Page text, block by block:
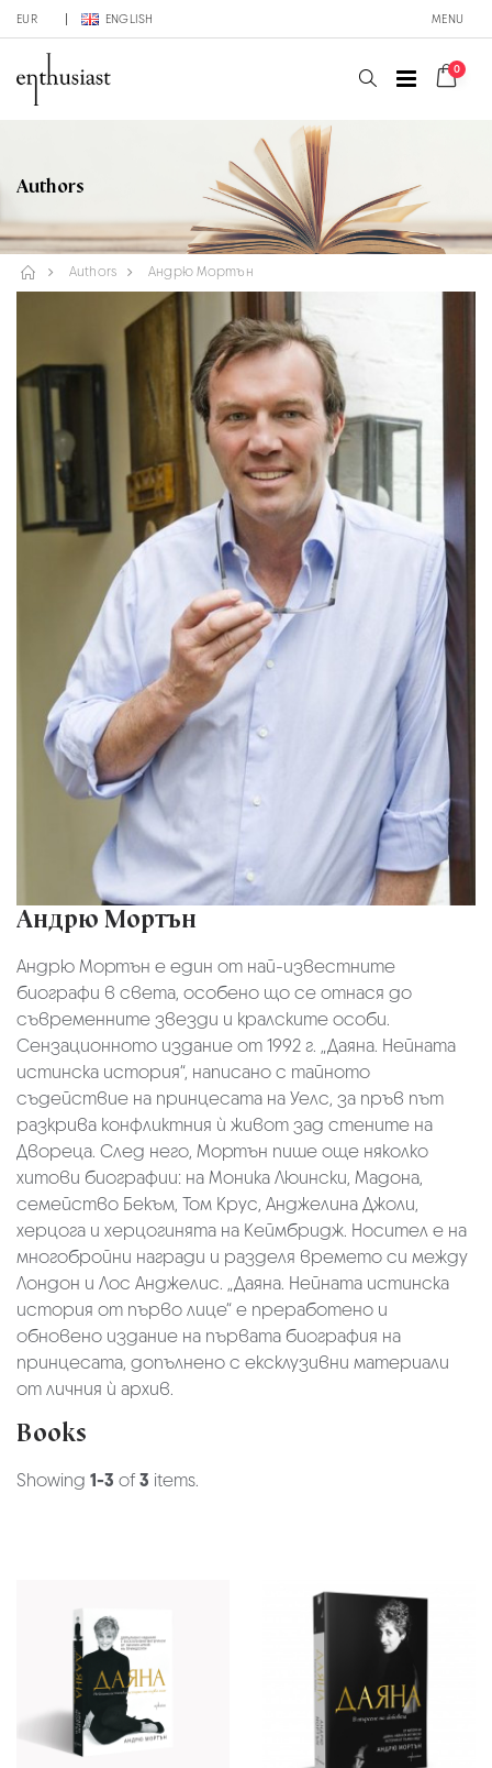
EUR ENGLISH MENU
0
Authors
Authors Андрю Мортън
Андрю Мортън
Андрю Мортън е един от най-известните
биографи в света, особено що се отнася до
съвременните звезди и кралските особи.
Сензационното издание от 1992 г. „Даяна. Нейната
истинска история“, написано с тайното
съдействие на принцесата на Уелс, за пръв път
разкрива конфликтния ѝ живот зад стените на
Двореца. След него, Мортън пише още няколко
хитови биографии: на Моника Люински, Мадона,
семейство Бекъм, Том Крус, Анджелина Джоли,
херцога и херцогинята на Кеймбридж. Носител е на
многобройни награди и разделя времето си между
Лондон и Лос Анджелис. „Даяна. Нейната истинска
история от първо лице“ е преработено и
обновено издание на първата биография на
принцесата, допълнено с ексклузивни материали
от личния ѝ архив.
Books
Showing 1-3 of3 items.